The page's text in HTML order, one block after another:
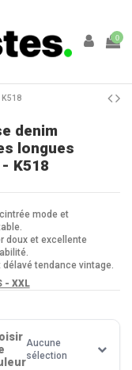
0
denim
longues
K518
mode et
doux et excellente
tendance vintage.
- XXL
Aucune
sélection